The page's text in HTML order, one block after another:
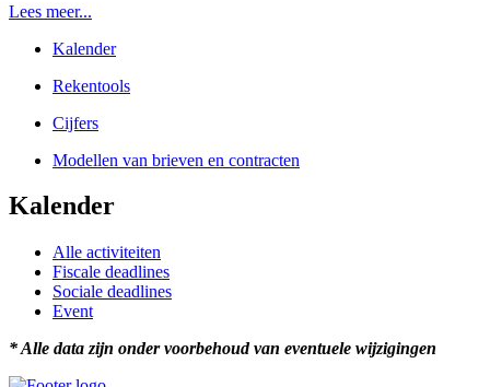
Lees meer...
Kalender
Rekentools
Cijfers
Modellen van brieven en contracten
Kalender
Alle activiteiten
Fiscale deadlines
Sociale deadlines
Event
* Alle data zijn onder voorbehoud van eventuele wijzigingen